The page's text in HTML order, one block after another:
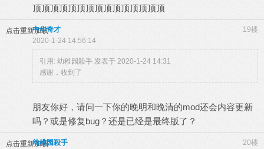
顶顶顶顶顶顶顶顶顶顶顶顶顶顶顶
点击重新加载 19楼
中华奇才
2020-1-24 14:56:14
引用: 幼稚园殺手 发表于 2020-1-24 14:31
感谢，收到了
朋友你好，请问一下你的晚明和晚清的mod还会内容更新
吗？或是修复bug？还是已经是最终版了？
点击重新加载 20楼
幼稚园殺手